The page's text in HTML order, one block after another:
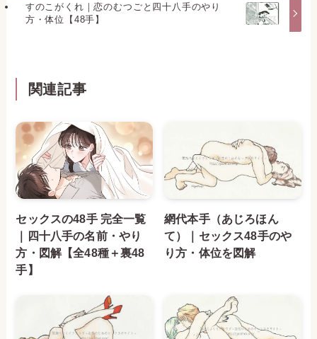
すのこがくれ｜恋のむつごと四十八手のやり
方・体位【48手】
関連記事
セックスの48手 完全一覧
｜四十八手の名前・やり
方・図解【全48種＋裏48
手】
網代本手（あじろほん
て）｜セックス48手のや
り方・体位を図解